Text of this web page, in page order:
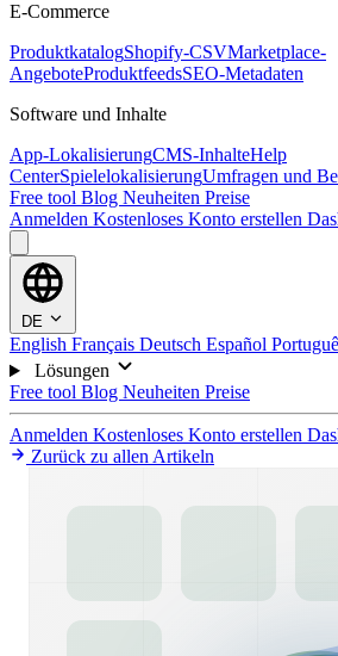
E-Commerce
ProduktkatalogShopify-CSVMarketplace-
AngeboteProduktfeedsSEO-Metadaten
Software und Inhalte
App-LokalisierungCMS-InhalteHelp
CenterSpielelokalisierungUmfragen und
Free tool Blog Neuheiten Preise
Anmelden Kostenloses Konto erstellen
DE
English Français Deutsch Español
Lösungen
Free tool Blog Neuheiten Preise
Anmelden Kostenloses Konto erstellen
Zurück zu allen Artikeln